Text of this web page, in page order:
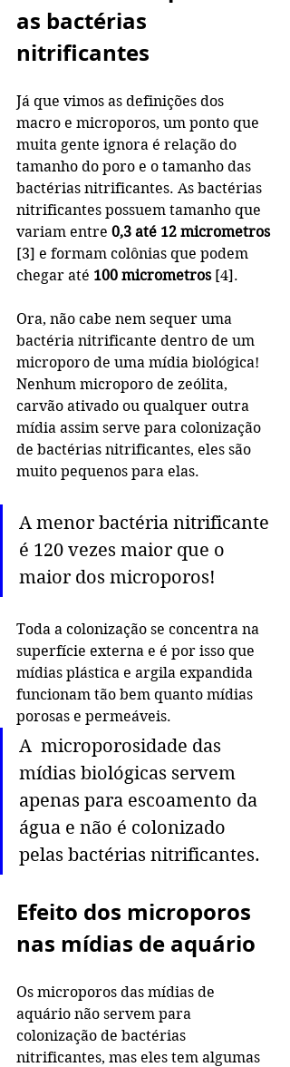
as bactérias
nitrificantes
Já que vimos as definições dos
macro e microporos, um ponto que
muita gente ignora é relação do
tamanho do poro e o tamanho das
bactérias nitrificantes. As bactérias
nitrificantes possuem tamanho que
variam entre 0,3 até 12 micrometros
[3] e formam colônias que podem
chegar até 100 micrometros [4].
Ora, não cabe nem sequer uma
bactéria nitrificante dentro de um
microporo de uma mídia biológica!
Nenhum microporo de zeólita,
carvão ativado ou qualquer outra
mídia assim serve para colonização
de bactérias nitrificantes, eles são
muito pequenos para elas.
A menor bactéria nitrificante
é 120 vezes maior que o
maior dos microporos!
Toda a colonização se concentra na
superfície externa e é por isso que
mídias plástica e argila expandida
funcionam tão bem quanto mídias
porosas e permeáveis.
A  microporosidade das
mídias biológicas servem
apenas para escoamento da
água e não é colonizado
pelas bactérias nitrificantes.
Efeito dos microporos
nas mídias de aquário
Os microporos das mídias de
aquário não servem para
colonização de bactérias
nitrificantes, mas eles tem algumas